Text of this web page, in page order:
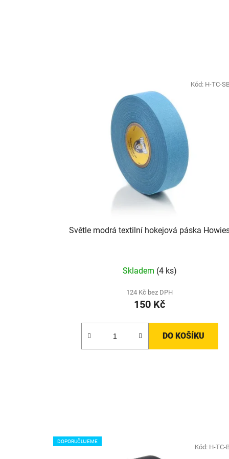
Světle modrá textilní hokejová páska
Skladem (4 ks)
124 Kč bez DPH
150 Kč
DO KOŠÍKU
Kód: H-TC-
DOPORUČUJEME
Kód: H-TC-